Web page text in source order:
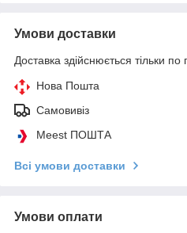
Умови доставки
Доставка здійснюється тільки по
Нова Пошта
Самовивіз
Meest ПОШТА
Всі умови доставки
Умови оплати